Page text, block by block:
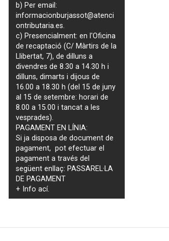
b) Per email:
informacionburjassot@atenci
ontributaria.es.
c) Presencialment: en l'Oficina
de recaptació (C/ Màrtirs de la
Llibertat, 7), de dilluns a
divendres de 8.30 a 14.30 h i
dilluns, dimarts i dijous de
16.00 a 18.30 h (del 15 de juny
al 15 de setembre: horari de
8.00 a 15.00 i tancat a les
vesprades).
PAGAMENT EN LÍNIA:
Si ja disposa de document de
pagament, pot efectuar el
pagament a través del
següent enllaç: PASSAREL·LA
DE PAGAMENT
+ Infoací.